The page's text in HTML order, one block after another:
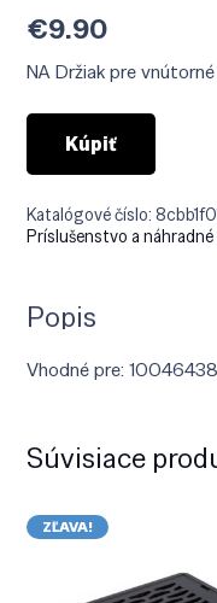
€9.90
NA Držiak pre
Kúpiť
Katalógové číslo:
Príslušenstvo a náhradné
Popis
Vhodné pre:
Súvisiace
ZĽAVA!